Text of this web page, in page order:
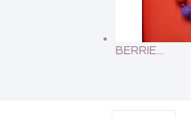
BERRIE...